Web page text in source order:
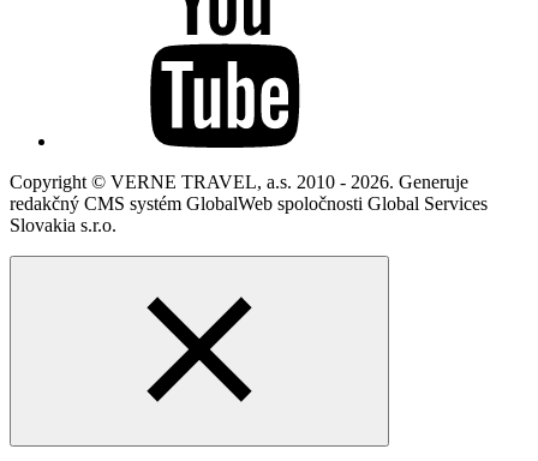
Copyright © VERNE TRAVEL, a.s. 2010 - 2026. Generuje
redakčný CMS systém GlobalWeb spoločnosti Global Services
Slovakia s.r.o.